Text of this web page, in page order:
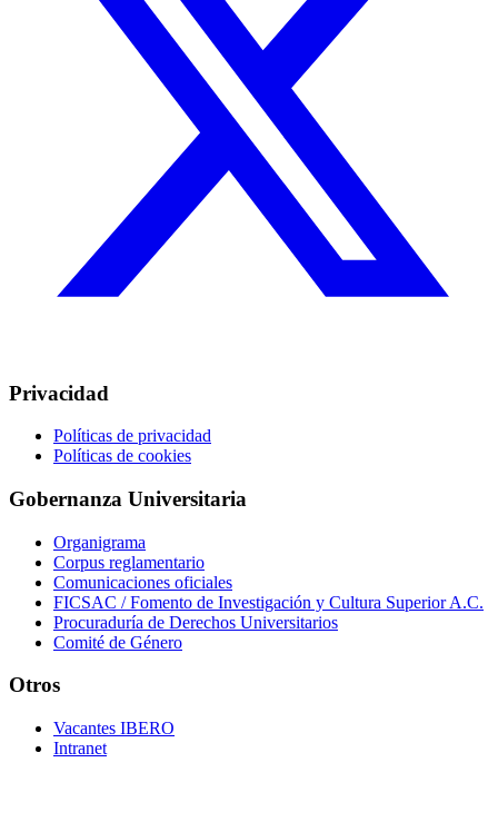
Privacidad
Políticas de privacidad
Políticas de cookies
Gobernanza Universitaria
Organigrama
Corpus reglamentario
Comunicaciones oficiales
FICSAC / Fomento de Investigación y Cultura Superior A.C.
Procuraduría de Derechos Universitarios
Comité de Género
Otros
Vacantes IBERO
Intranet